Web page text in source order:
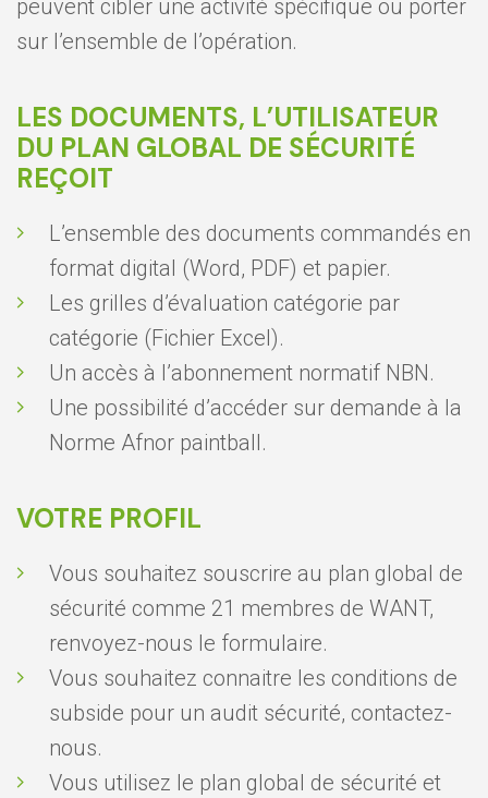
peuvent cibler une activité spécifique ou porter
sur l’ensemble de l’opération.
LES DOCUMENTS, L’UTILISATEUR
DU PLAN GLOBAL DE SÉCURITÉ
REÇOIT
L’ensemble des documents commandés en
format digital (Word, PDF) et papier.
Les grilles d’évaluation catégorie par
catégorie (Fichier Excel).
Un accès à l’abonnement normatif NBN.
Une possibilité d’accéder sur demande à la
Norme Afnor paintball.
VOTRE PROFIL
Vous souhaitez souscrire au plan global de
sécurité comme 21 membres de WANT,
renvoyez-nous le formulaire.
Vous souhaitez connaitre les conditions de
subside pour un audit sécurité, contactez-
nous.
Vous utilisez le plan global de sécurité et